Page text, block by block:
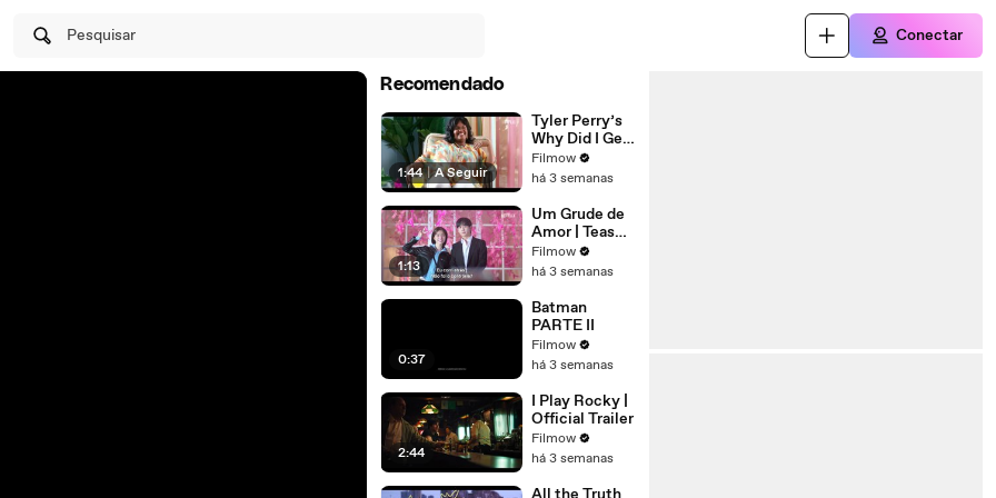
Pesquisar Conectar
Recomendado
1:44 | A Seguir
Tyler Perry’s
Why Did I Get
Married
Again? |
| Netflix
Filmow
há 3 semanas
1:13
Um Grude de
Amor | Teaser
oficial |
Netflix
Filmow
há 3 semanas
0:37
Batman
PARTE II
Filmow
há 3 semanas
2:44
I Play Rocky |
Official Trailer
Filmow
há 3 semanas